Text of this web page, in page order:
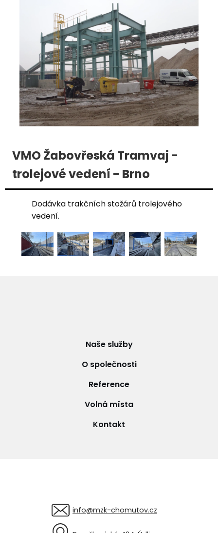
VMO Žabovřeská Tramvaj -
trolejové vedení - Brno
Dodávka trakčních stožárů trolejového
vedení.
Naše služby
O společnosti
Reference
Volná místa
Kontakt
info@mzk-chomutov.cz
soubory cookie. Informace o tom, jak náš
web používáte, sdílíme se svými partnery